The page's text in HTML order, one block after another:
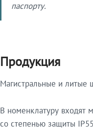
паспорту.
Продукция
Магистральные и
В номенклатуру входят
со степенью защиты